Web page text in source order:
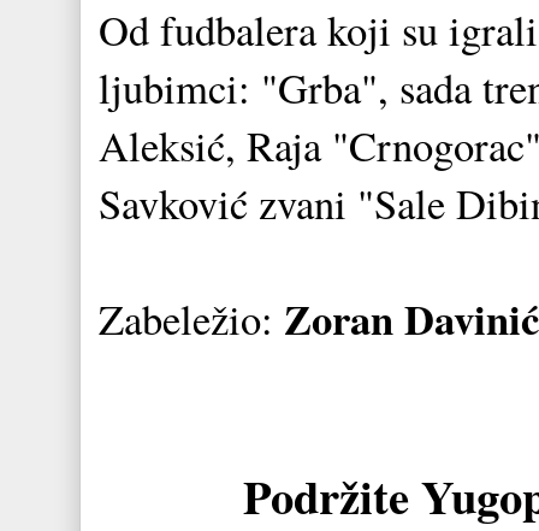
Od fudbalera koji su
ljubimci: "Grba", sada
Aleksić, Raja
Savković zvani "Sale
Zabeležio: Zoran Davinić
Podržite